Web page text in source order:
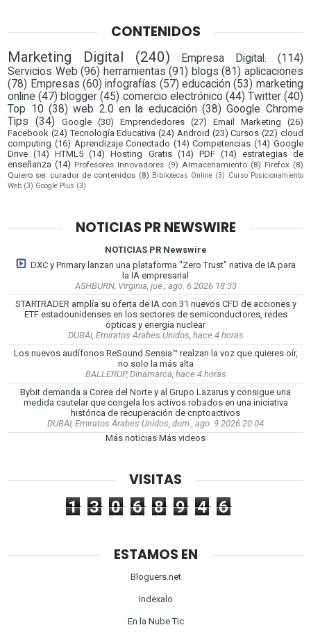
CONTENIDOS
Marketing Digital (240) Empresa Digital.
(114)
Servicios Web (96) herramientas (91) blogs (81) aplicaciones
(78) Empresas (60) infografías (57) educación (53) marketing
online (47) blogger (45) comercio electrónico (44) Twitter (40)
Top 10 (38) web 2.0 en la educación (38) Google Chrome
Tips
(34) Google (30) Emprendedores (27) Email Marketing
(26)
Facebook (24) Tecnología Educativa (24) Android (23) Cursos (22) cloud
computing (16) Aprendizaje Conectado (14) Competencias (14) Google
Drive (14) HTML5 (14) Hosting Gratis (14) PDF (14) estrategias de
enseñanza (14) Profesores Innovadores (9) Almacenamiento (8) Firefox (8)
Quiero ser curador de contenidos (8) Bibliotecas Online (3) Curso Posicionamiento
Web (3) Google Plus (3)
NOTICIAS PR NEWSWIRE
NOTICIAS PR Newswire
DXC y Primary lanzan una plataforma "Zero Trust" nativa de IA para
la IA empresarial
ASHBURN, Virginia, jue., ago. 6 2026 18:33
STARTRADER amplía su oferta de IA con 31 nuevos CFD de acciones y
ETF estadounidenses en los sectores de semiconductores, redes
ópticas y energía nuclear
DUBÁI, Emiratos Árabes Unidos, hace 4 horas
Los nuevos audífonos ReSound Sensia™ realzan la voz que quieres oír,
no solo la más alta
BALLERUP, Dinamarca, hace 4 horas
Bybit demanda a Corea del Norte y al Grupo Lazarus y consigue una
medida cautelar que congela los activos robados en una iniciativa
histórica de recuperación de criptoactivos
DUBAI, Emiratos Árabes Unidos, dom., ago. 9 2026 20:04
Más noticias Más videos
VISITAS
1 3 0 6 8 9 4 6
ESTAMOS EN
Bloguers.net
Indexalo
En la Nube Tic